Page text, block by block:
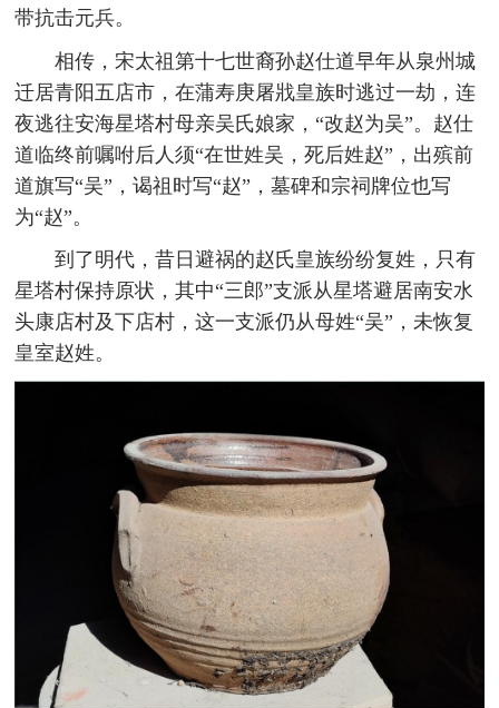
带抗击元兵。
相传，宋太祖第十七世裔孙赵仕道早年从泉州城
迁居青阳五店市，在蒲寿庚屠戕皇族时逃过一劫，连
夜逃往安海星塔村母亲吴氏娘家，“改赵为吴”。赵仕
道临终前嘱咐后人须“在世姓吴，死后姓赵”，出殡前
道旗写“吴”，谒祖时写“赵”，墓碑和宗祠牌位也写
为“赵”。
到了明代，昔日避祸的赵氏皇族纷纷复姓，只有
星塔村保持原状，其中“三郎”支派从星塔避居南安水
头康店村及下店村，这一支派仍从母姓“吴”，未恢复
皇室赵姓。